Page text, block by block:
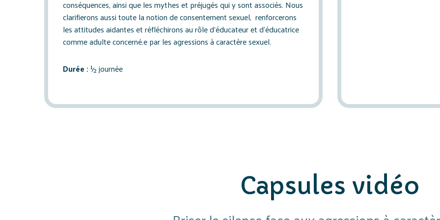
conséquences, ainsi que les mythes et préjugés qui y sont associés. Nous
clarifierons aussi toute la notion de consentement sexuel, renforcerons
les attitudes aidantes et réfléchirons au rôle d’éducateur et d’éducatrice
comme adulte concerné.e par les agressions à caractère sexuel.
Durée :½ journée
Capsules vidéo